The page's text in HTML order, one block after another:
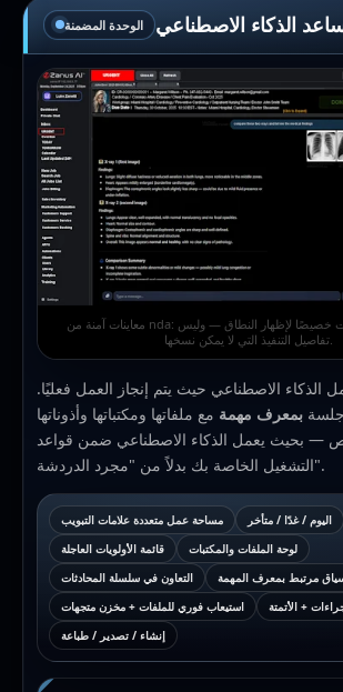
الوحدة المضمنة الذكاء الاصطناعي
معاينات آمنة من nda: تم تصميم الشاشات خصيصًا لإظهار النطاق — وليس
تفاصيل التنفيذ التي لا يمكن نسخها.
الذكاء الاصطناعي حيث يتم إنجاز العمل فعليًا.
بمعرف مهمة مع ملفاتها ومكتباتها وأذوناتها
— بحيث يعمل الذكاء الاصطناعي ضمن قواعد
التشغيل الخاصة بك بدلاً من "مجرد الدردشة".
مساحة عمل متعددة علامات التبويب
اليوم / غدًا / متأخر
قائمة الأولويات العاجلة
لوحة الملفات والمكتبات
التعاون في سلسلة المحادثات
مرتبط بمعرف المهمة
استيعاب فوري للملفات + مخزن متجهات
+ الأتمتة
إنشاء / تصدير / طباعة